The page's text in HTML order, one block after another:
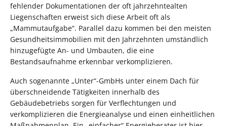
fehlender Dokumentationen der oft jahrzehntealten
Liegenschaften erweist sich diese Arbeit oft als
„Mammutaufgabe“. Parallel dazu kommen bei den meisten
Gesundheitsimmobilien mit den Jahrzehnten umständlich
hinzugefügte An- und Umbauten, die eine
Bestandsaufnahme erkennbar verkomplizieren.
Auch sogenannte „Unter“-GmbHs unter einem Dach für
überschneidende Tätigkeiten innerhalb des
Gebäudebetriebs sorgen für Verflechtungen und
verkomplizieren die Energieanalyse und einen einheitlichen